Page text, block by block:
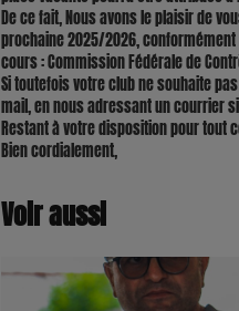
De ce fait, Nous avons le plaisir de
prochaine 2025/2026,
cours : Commission Fédérale de
Si toutefois votre club ne souhaite
mail, en nous adressant un courrier
Restant à votre disposition pour tout
Bien cordialement,
Voir aussi